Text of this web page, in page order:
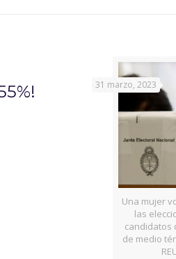
Una mujer
las
candidatos
de medio
31 marzo, 2023